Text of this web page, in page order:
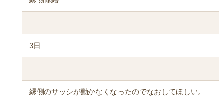
3日
縁側のサッシが動かなくなったのでなおしてほしい。